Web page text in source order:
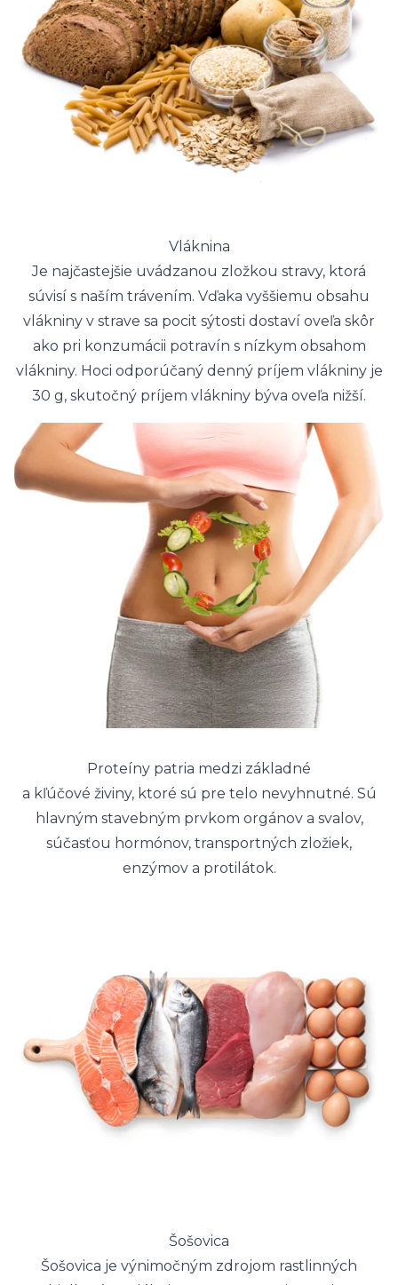
Vláknina
Je najčastejšie uvádzanou zložkou stravy, ktorá
súvisí s naším trávením. Vďaka vyššiemu obsahu
vlákniny v strave sa pocit sýtosti dostaví oveľa skôr
ako pri konzumácii potravín s nízkym obsahom
vlákniny. Hoci odporúčaný denný príjem vlákniny je
30 g, skutočný príjem vlákniny býva oveľa nižší.
Proteíny patria medzi základné
a kľúčové živiny, ktoré sú pre telo nevyhnutné. Sú
hlavným stavebným prvkom orgánov a svalov,
súčasťou hormónov, transportných zložiek,
enzýmov a protilátok.
Šošovica
Šošovica je výnimočným zdrojom rastlinných